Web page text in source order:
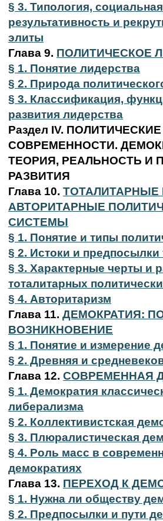
§ 3. Типология, социальная
результативность и
элиты
Глава 9. ПОЛИТИЧЕСКОЕ
§ 1. Понятие лидерства
§ 2. Природа
§ 3. Классификация,
развития лидерства
Раздел IV.
СОВРЕМЕННОСТИ.
ТЕОРИЯ, РЕАЛЬНОСТЬ И
РАЗВИТИЯ
Глава 10. ТОТАЛИТАРНЫЕ
АВТОРИТАРНЫЕ
СИСТЕМЫ
§ 1. Понятие и типы
§ 2. Истоки и предпосылки
§ 3. Характерные черты и
тоталитарных
§ 4. Авторитаризм
Глава 11. ДЕМОКРАТИЯ:
ВОЗНИКНОВЕНИЕ
§ 1. Понятие и измерение
§ 2. Древняя и
Глава 12. СОВРЕМЕННАЯ
§ 1. Демократия
либерализма
§ 2. Коллективистская
§ 3. Плюралистическая
§ 4. Роль масс в
демократиях
Глава 13. ПЕРЕХОД К
§ 1. Нужна ли обществу
§ 2. Предпосылки и пути